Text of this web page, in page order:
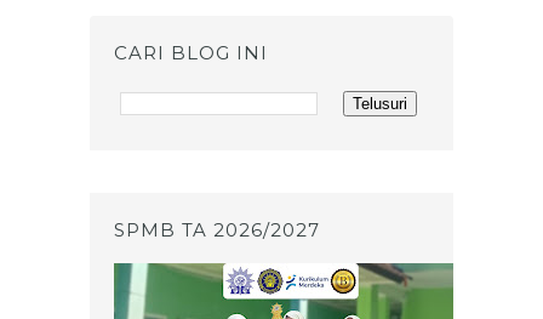
CARI BLOG INI
SPMB TA 2026/2027